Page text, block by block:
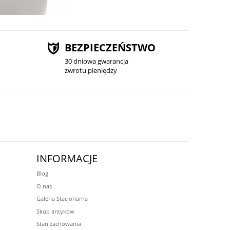
BEZPIECZEŃSTWO
30 dniowa gwarancja
zwrotu pieniędzy
INFORMACJE
Blog
O nas
Galeria Stacjonarna
Skup antyków
Stan zachowania